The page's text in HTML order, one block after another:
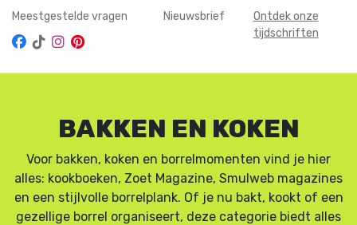
Meestgestelde vragen Nieuwsbrief
Ontdek onze
tijdschriften
BAKKEN EN KOKEN
Voor bakken, koken en borrelmomenten vind je hier
alles: kookboeken, Zoet Magazine, Smulweb magazines
en een stijlvolle borrelplank. Of je nu bakt, kookt of een
gezellige borrel organiseert, deze categorie biedt alles